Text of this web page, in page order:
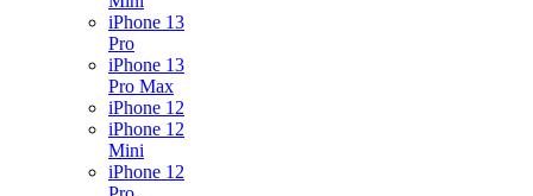
iPhone 13
Pro
iPhone 13
Pro Max
iPhone 12
iPhone 12
Mini
iPhone 12